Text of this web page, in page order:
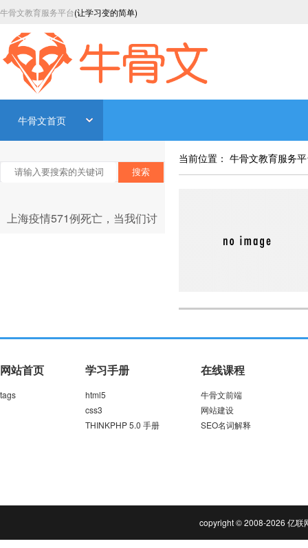
牛骨文教育服务平台(让学习变的简单)
牛骨文首页
搜索
上海疫情571例死亡，当我们讨
当前位置： 牛骨文教育服务
网站首页
tags
学习手册
html5
css3
THINKPHP 5.0 手册
在线课程
牛骨文前端
网站建设
SEO名词解释
copyright © 2008-2026 亿联